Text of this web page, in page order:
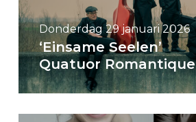
Donderdag 29 januari 2026
‘Einsame Seelen’
Quatuor Romantique